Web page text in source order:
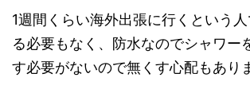
1週間くらい海外出張に行くという
る必要もなく、防水なのでシャワー
す必要がないので無くす心配もあり